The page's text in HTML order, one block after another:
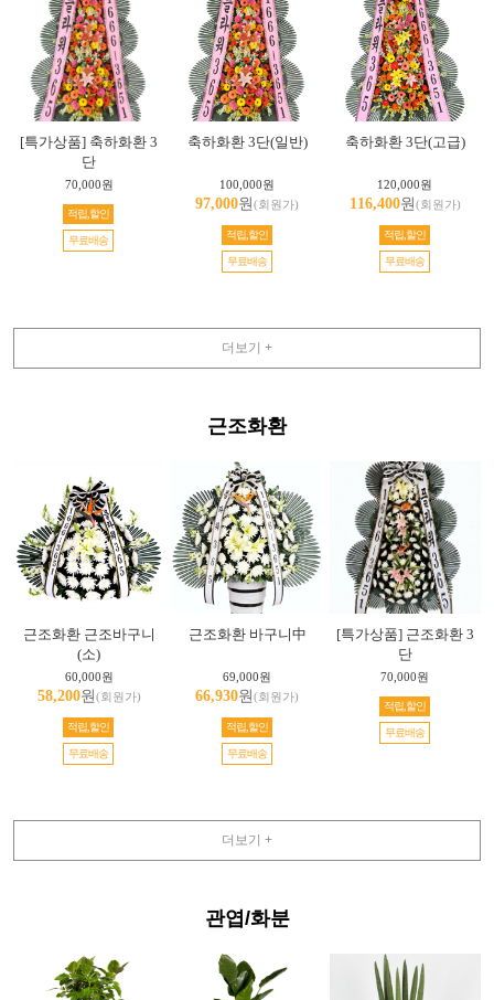
[특가상품] 축하화환 3
단
70,000원
적립,할인
무료배송
축하화환 3단(일반)
100,000원
97,000원(회원가)
적립,할인
무료배송
축하화환 3단(고급)
120,000원
116,400원(회원가)
적립,할인
무료배송
더보기 +
근조화환
근조화환 근조바구니
(소)
60,000원
58,200원(회원가)
적립,할인
무료배송
근조화환 바구니中
69,000원
66,930원(회원가)
적립,할인
무료배송
[특가상품] 근조화환 3
단
70,000원
적립,할인
무료배송
더보기 +
관엽/화분